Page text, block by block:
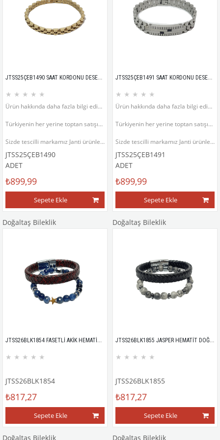
JTSS25ÇEB1490 SAAT KORDONU DESEN KÜNYE MODEL GÜMÜŞ GRİ RENK PASLANMAZ RENK ATMAZ 316L JANTİ ÇELİK BİLEKLİK
★ ★ ★ ★ ★
Ürün hakkında daha fazla bilgi edinmek için ürün fotoğrafının sol altında bulunan ürün açıklama bölümünü inceleyiniz.
Türkiyenin her yerine toptan satışımız vardır.
Sizde tescilli markamız Janti ürünlerinin satıcısı veya satış temsilcisi olmak isterseniz bizimle iletişime geçebilirsiniz.
JTSS25ÇEB1490
ADET
₺899,99
Sepete Ekle
JTSS25ÇEB1491 SAAT KORDONU DESEN KÜNYE MODEL GÜMÜŞ GRİ PARLEMENT RENK PASLANMAZ RENK ATMAZ 316L JANTİ ÇELİK BİLEKLİK
★ ★ ★ ★ ★
Ürün hakkında daha fazla bilgi edinmek için ürün fotoğrafının sol altında bulunan ürün açıklama bölümünü inceleyiniz.
Türkiyenin her yerine toptan satışımız vardır.
Sizde tescilli markamız Janti ürünlerinin satıcısı veya satış temsilcisi olmak isterseniz bizimle iletişime geçebilirsiniz.
JTSS25ÇEB1491
ADET
₺899,99
Sepete Ekle
Doğaltaş Bileklik
JTSS26BLK1854 FASETLİ AKİK HEMATİT DOĞALTAŞ ESNEK ve MIKNATISLI KİLİT HAKİKİ DERİ MAZLZEME LACİVERT BORDO 8 MM GARANTİLİ KUTULU KOMBİN JANTİ BİLEKLİK
★ ★ ★ ★ ★
JTSS26BLK1854
₺817,27
Sepete Ekle
Doğaltaş Bileklik
JTSS26BLK1855 JASPER HEMATİT DOĞALTAŞ ESNEK ve MIKNATISLI KİLİT HAKİKİ DERİ MAZLZEME SİYAH GRİ 8 MM GARANTİLİ KUTULU KOMBİN JANTİ BİLEKLİK
★ ★ ★ ★ ★
JTSS26BLK1855
₺817,27
Sepete Ekle
Doğaltaş Bileklik Doğaltaş Bileklik